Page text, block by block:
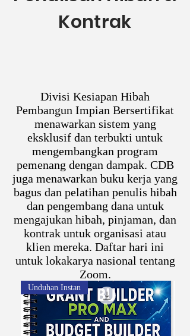
Unduhan Instan
Kontrak
Divisi Kesiapan Hibah
Pembangun Impian Bersertifikat
menawarkan sistem yang
eksklusif dan terbukti untuk
mengembangkan program
pemenang dengan dampak. CDB
juga menawarkan buku kerja yang
bagus dan pelatihan penulis hibah
dan pengembang dana untuk
mengajukan hibah, pinjaman, dan
kontrak untuk organisasi atau
klien mereka. Daftar hari ini
untuk lokakarya nasional tentang
Zoom.